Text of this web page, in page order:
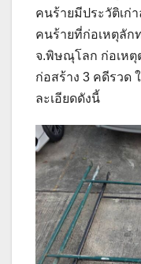
คนร้ายมีประวัติเก่
คนร้ายที่ก่อเหตุลัก
จ.พิษณุโลก ก่อเหตุ
ก่อสร้าง 3 คดีรวด
ละเอียดดังนี้